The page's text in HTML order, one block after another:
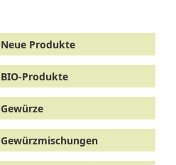
Neue Produkte
BIO-Produkte
Gewürze
Gewürzmischungen